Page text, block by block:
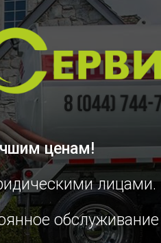
ценам!
лицами.
обслуживание